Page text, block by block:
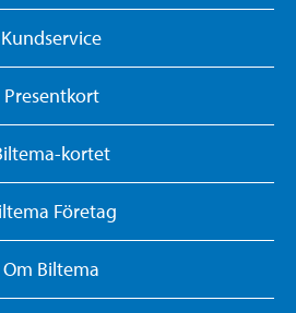
Kundservice
Presentkort
kortet
Företag
Om Biltema